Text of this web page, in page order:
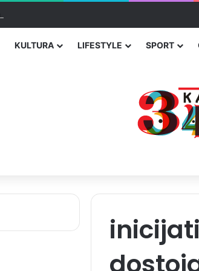
epidemija parazita u SAD-u: Više od 25.000
KULTURA LIFESTYLE SPORT